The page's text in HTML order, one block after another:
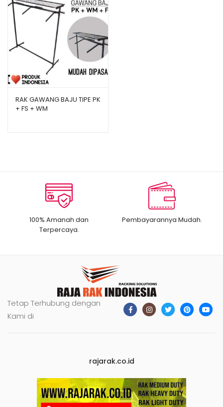
RAK GAWANG BAJU TIPE PK
+ FS + WM
100% Amanah dan
Terpercaya.
Pembayarannya Mudah.
Tetap Terhubung dengan
Kami di
rajarak.co.id